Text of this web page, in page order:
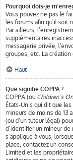
Pourquoi dois-je
Vous pouvez ne pas le
les forums afin qu’il soit
Par ailleurs,
supplémentaires
messagerie privée,
groupes, etc. La
Haut
Que signifie COPPA ?
COPPA (ou Children’s
États-Unis qui dit que
mineurs de moins de 13
(ou d’un tuteur légal)
d’identifier un mineur de
s’applique à vous,
place, contactez un
Limited et les